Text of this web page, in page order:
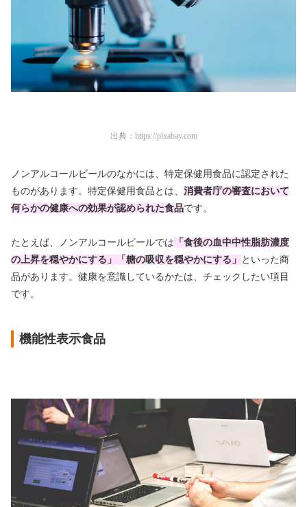
出典： https://pixabay.com
ノンアルコールビールのなかには、特定保健用食品に認定された
ものがあります。特定保健用食品とは、 消費者庁の審査において
何らかの健康への効果が認められた食品です。
たとえば、ノンアルコールビールでは 「食後の血中中性脂肪濃度
の上昇を穏やかにする」「糖の吸収を穏やかにする」 といった商
品があります。健康を意識しているかたは、チェックしたい項目
です。
機能性表示食品